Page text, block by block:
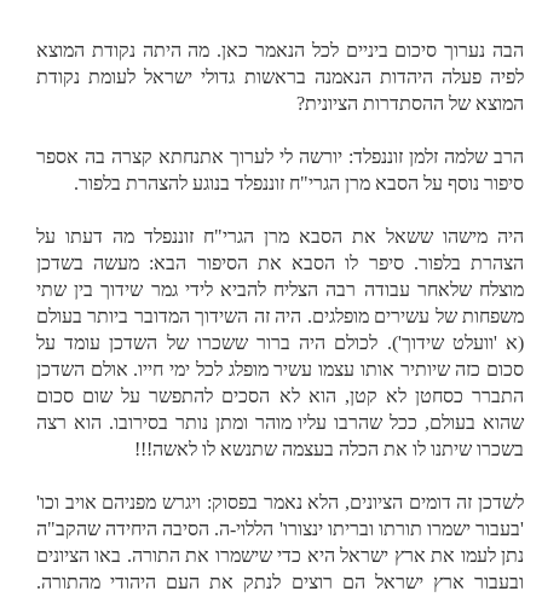
הבה נערוך סיכום ביניים לכל הנאמר כאן. מה היתה נקודת המוצא
לפיה פעלה היהדות הנאמנה בראשות גדולי ישראל לעומת נקודת
המוצא של ההסתדרות הציונית?
הרב שלמה זלמן זוננפלד: יורשה לי לערוך אתנחתא קצרה בה אספר
סיפור נוסף על הסבא מרן הגרי"ח זוננפלד בנוגע להצהרת בלפור.
היה מישהו ששאל את הסבא מרן הגרי"ח זוננפלד מה דעתו על
הצהרת בלפור. סיפר לו הסבא את הסיפור הבא: מעשה בשדכן
מוצלח שלאחר עבודה רבה הצליח להביא לידי גמר שידוך בין שתי
משפחות של עשירים מופלגים. היה זה השידוך המדובר ביותר בעולם
(א 'וועלט שידוך'). לכולם היה ברור ששכרו של השדכן עומד על
סכום כזה שיותיר אותו עצמו עשיר מופלג לכל ימי חייו. אולם השדכן
התברר כסחטן לא קטן, הוא לא הסכים להתפשר על שום סכום
שהוא בעולם, ככל שהרבו עליו מוהר ומתן נותר בסירובו. הוא רצה
בשכרו שיתנו לו את הכלה בעצמה שתנשא לו לאשה!!!
לשדכן זה דומים הציונים, הלא נאמר בפסוק: ויגרש מפניהם אויב וכו'
'בעבור ישמרו תורתו ובריתו ינצורו' הללוי-ה. הסיבה היחידה שהקב"ה
נתן לעמו את ארץ ישראל היא כדי שישמרו את התורה. באו הציונים
ובעבור ארץ ישראל הם רוצים לנתק את העם היהודי מהתורה.